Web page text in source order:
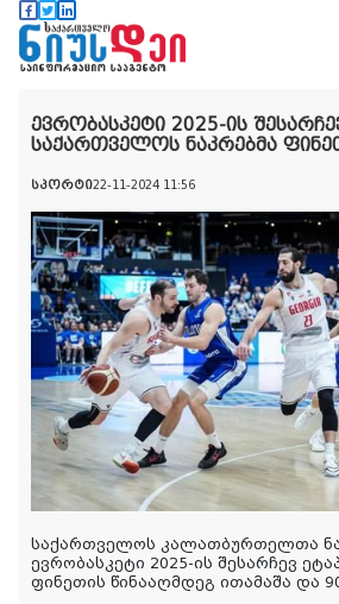
ევრობასკეტი 2025-ის
საქართველოს ნაკრებმა
სპორტი22-11-2024 11:56
საქართველოს კალათბურთელთა
ევრობასკეტი 2025-ის შესარჩევ
ფინეთის წინააღმდეგ ითამაშა და